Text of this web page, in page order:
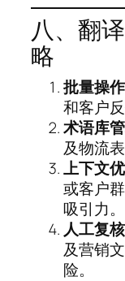
八、翻
略
批量操作
和客户
术语库
及物流
上下文
或客户
吸引力。
人工复核
及营销
险。